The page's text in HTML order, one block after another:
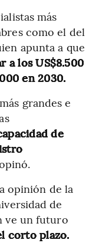
más
como el del
apunta a que
a los US$8.500
en 2030.
grandes e
de
opinión de la
de
ve un futuro
corto plazo.